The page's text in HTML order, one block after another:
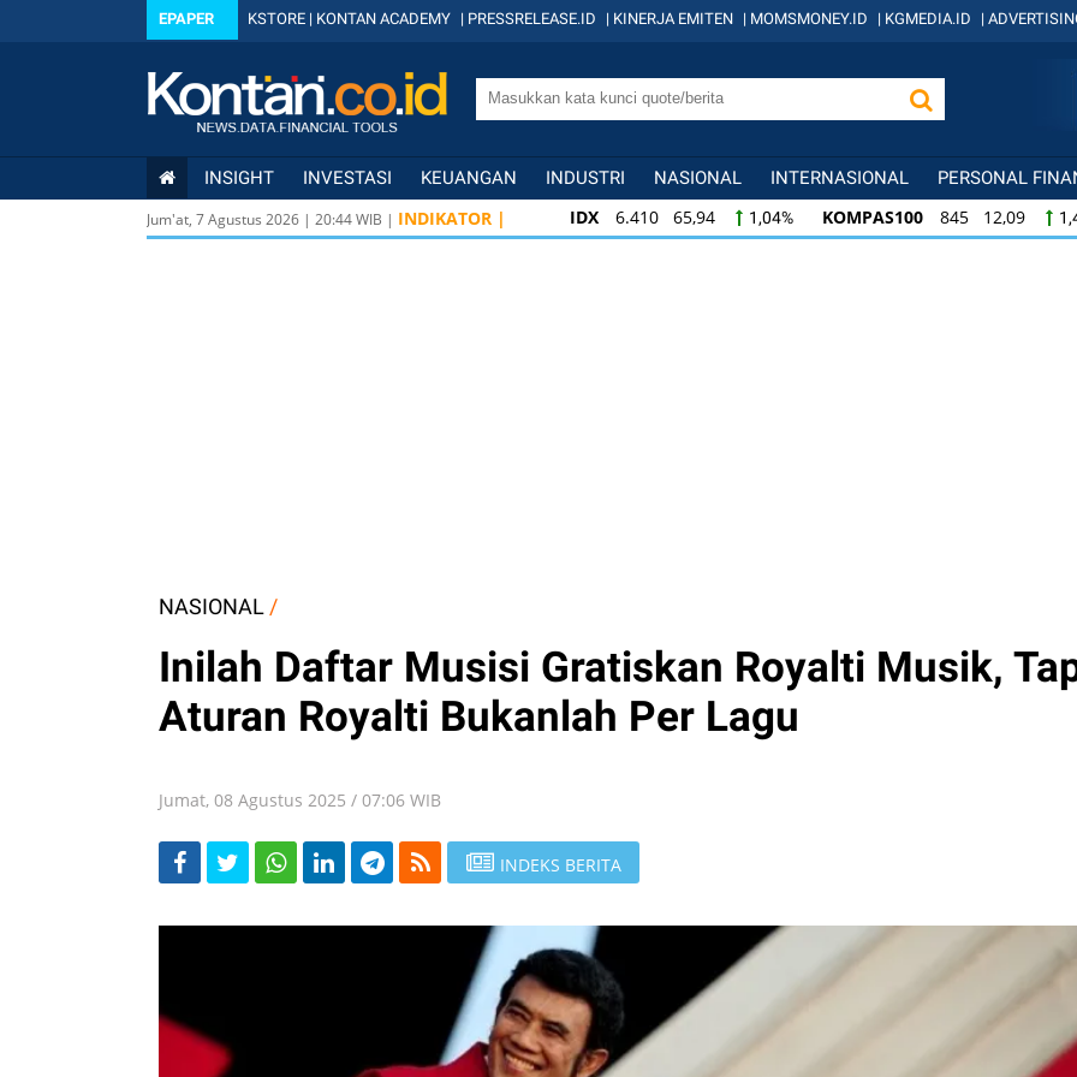
EPAPER KSTORE | KONTAN ACADEMY | PRESSRELEASE.ID | KINERJA EMITEN | MOMSMONEY.ID | KGMEDIA.ID |
INSIGHT INVESTASI KEUANGAN INDUSTRI NASIONAL INTERNASIONAL PERSONAL
Jum'at, 7 Agustus 2026 | 20:44WIB | INDIKATOR | IDX 6.410 65,94 1,04% KOMPAS100 845 12,09
KOMPAS100 845 12,09 1,45% LQ45 640 9,44
NASIONAL /
Inilah Daftar Musisi Gratiskan Royalti Musik,
Aturan Royalti Bukanlah Per Lagu
Jumat, 08 Agustus 2025 / 07:06 WIB
INDEKS BERITA